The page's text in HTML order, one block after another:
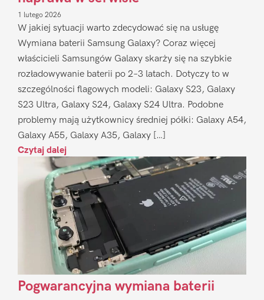
1 lutego 2026
W jakiej sytuacji warto zdecydować się na usługę
Wymiana baterii Samsung Galaxy? Coraz więcej
właścicieli Samsungów Galaxy skarży się na szybkie
rozładowywanie baterii po 2–3 latach. Dotyczy to w
szczególności flagowych modeli: Galaxy S23, Galaxy
S23 Ultra, Galaxy S24, Galaxy S24 Ultra. Podobne
problemy mają użytkownicy średniej półki: Galaxy A54,
Galaxy A55, Galaxy A35, Galaxy […]
Czytaj dalej
Pogwarancyjna wymiana baterii